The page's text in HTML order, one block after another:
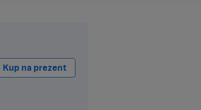
Kup na prezent